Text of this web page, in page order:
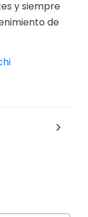
y siempre
de